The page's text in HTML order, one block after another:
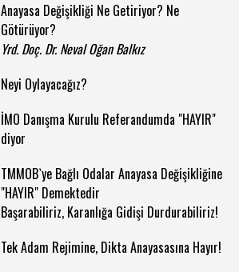
Anayasa Değişikliği Ne Getiriyor? Ne
Götürüyor?
Yrd. Doç. Dr. Neval Oğan Balkız
Neyi Oylayacağız?
İMO Danışma Kurulu Referandumda "HAYIR"
diyor
TMMOB`ye Bağlı Odalar Anayasa Değişikliğine
"HAYIR" Demektedir
Başarabiliriz, Karanlığa Gidişi Durdurabiliriz!
Tek Adam Rejimine, Dikta Anayasasına Hayır!